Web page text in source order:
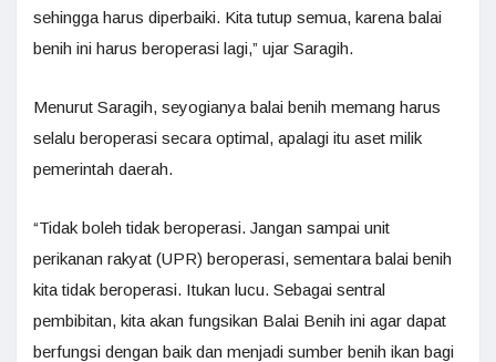
sehingga harus diperbaiki. Kita tutup semua, karena balai
benih ini harus beroperasi lagi,” ujar Saragih.
Menurut Saragih, seyogianya balai benih memang harus
selalu beroperasi secara optimal, apalagi itu aset milik
pemerintah daerah.
“Tidak boleh tidak beroperasi. Jangan sampai unit
perikanan rakyat (UPR) beroperasi, sementara balai benih
kita tidak beroperasi. Itukan lucu. Sebagai sentral
pembibitan, kita akan fungsikan Balai Benih ini agar dapat
berfungsi dengan baik dan menjadi sumber benih ikan bagi